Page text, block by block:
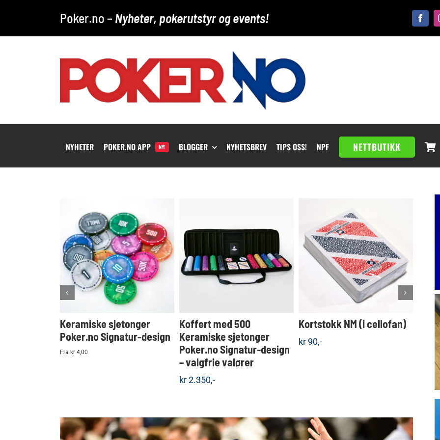
Poker.no – Nyheter, pokerutstyr og events!
NYHETER POKER.NO APP NY! BLOGGER NYHETSBREV TIPS OSS! NPF NETTBUTIKK
KJØP
Detaljer
Keramiske sjetonger
Poker.no Signatur-design
Fra kr 4,00
KJØP
Detaljer
Koffert med 500
Keramiske sjetonger
Poker.no Signatur-design
– valgfrie valører
kr2.350,-
KJØPDette
produktet
har
flere
varianter.
Alternativene
på
produktsiden
Detaljer
Kortstokk NM (i cellofan)
kr90,-